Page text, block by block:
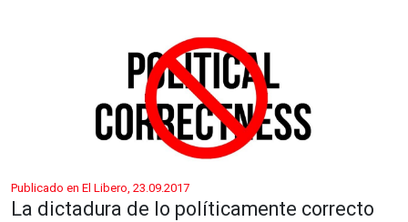
Publicado en El Libero, 23.09.2017
La dictadura de lo políticamente correcto